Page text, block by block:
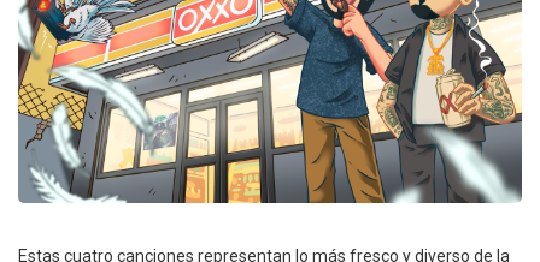
Estas cuatro canciones representan lo más fresco y diverso de la